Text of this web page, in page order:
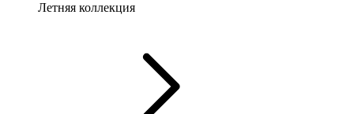
Летняя коллекция